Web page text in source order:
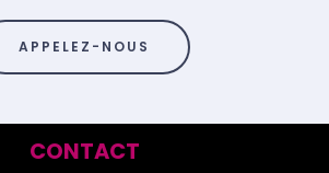
APPELEZ-NOUS
CONTACT